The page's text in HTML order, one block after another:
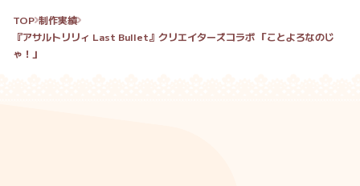
TOP 制作実績
『アサルトリリィ Last Bullet』クリエイターズコラボ 「ことよろなのじ
ゃ！」